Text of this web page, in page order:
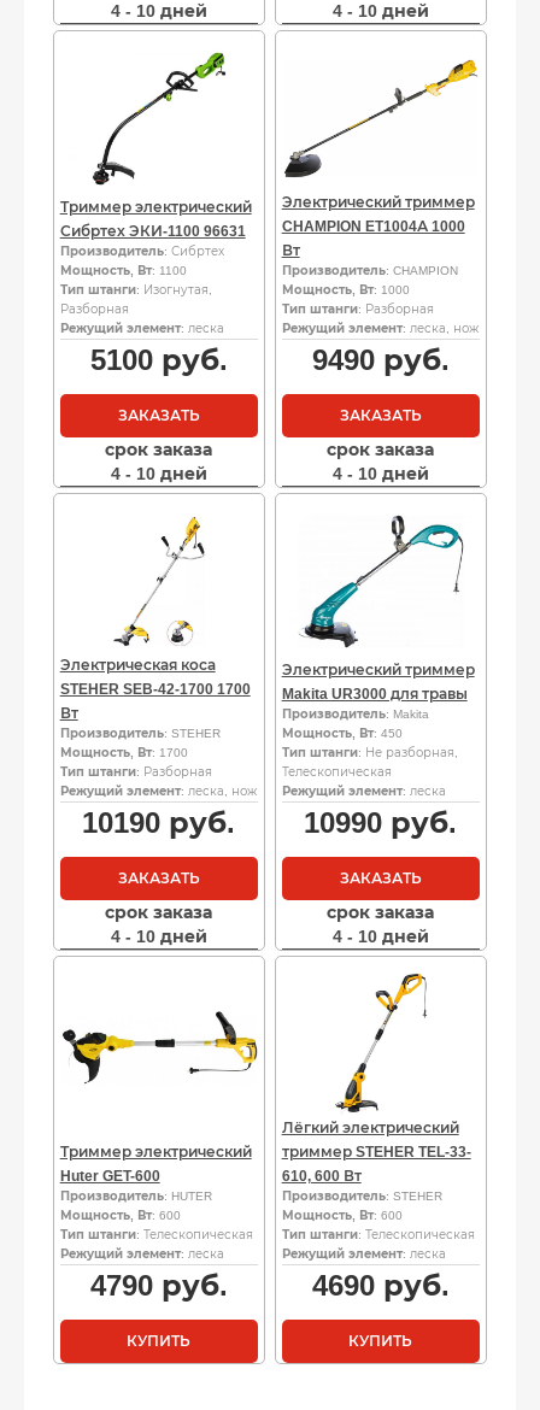
4 - 10 дней
4 - 10 дней
Триммер электрический
Сибртех ЭКИ-1100 96631
Производитель: Сибртех
Мощность, Вт: 1100
Тип штанги: Изогнутая,
Разборная
Режущий элемент: леска
5100руб.
ЗАКАЗАТЬ
срок заказа
4 - 10 дней
Электрический триммер
CHAMPION ET1004А 1000
Вт
Производитель: CHAMPION
Мощность, Вт: 1000
Тип штанги: Разборная
Режущий элемент: леска, нож
9490руб.
ЗАКАЗАТЬ
срок заказа
4 - 10 дней
Электрическая коса
STEHER SEB-42-1700 1700
Вт
Производитель: STEHER
Мощность, Вт: 1700
Тип штанги: Разборная
Режущий элемент: леска, нож
10190 руб.
ЗАКАЗАТЬ
срок заказа
4 - 10 дней
Электрический триммер
Makita UR3000 для травы
Производитель: Makita
Мощность, Вт: 450
Тип штанги: Не разборная,
Телескопическая
Режущий элемент: леска
10990 руб.
ЗАКАЗАТЬ
срок заказа
4 - 10 дней
Триммер электрический
Huter GET-600
Производитель: HUTER
Мощность, Вт: 600
Тип штанги: Телескопическая
Режущий элемент: леска
4790руб.
КУПИТЬ
Лёгкий электрический
триммер STEHER TEL-33-
610, 600 Вт
Производитель: STEHER
Мощность, Вт: 600
Тип штанги: Телескопическая
Режущий элемент: леска
4690руб.
КУПИТЬ